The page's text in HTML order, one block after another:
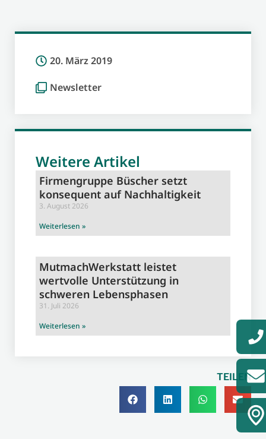
20. März 2019
Newsletter
Weitere Artikel
Firmengruppe Büscher setzt
konsequent auf Nachhaltigkeit
3. August 2026
Weiterlesen »
MutmachWerkstatt leistet
wertvolle Unterstützung in
schweren Lebensphasen
31. Juli 2026
Weiterlesen »
TEILEN